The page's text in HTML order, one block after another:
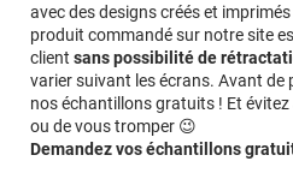
avec des designs créés et
produit commandé sur notre site
client sans possibilité de
varier suivant les écrans. Avant de
nos échantillons gratuits ! Et
ou de vous tromper 😉
Demandez vos échantillons